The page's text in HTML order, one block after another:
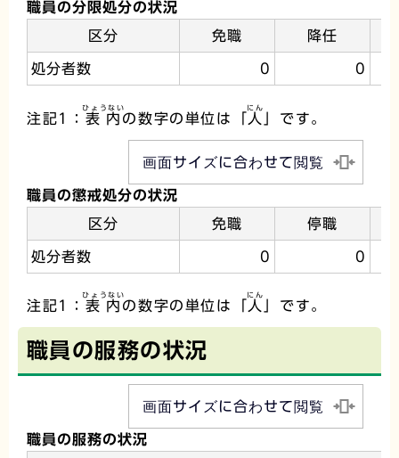
職員の分限処分の状況
区分
免職 降任
処分者数 0 0
注記1： 表内
ひょうない
の数字の単位は「 人
にん
」です。
画面サイズに合わせて閲覧
職員の懲戒処分の状況
区分
免職 停職
処分者数 0 0
注記1： 表内
ひょうない
の数字の単位は「 人
にん
」です。
職員の服務の状況
画面サイズに合わせて閲覧
職員の服務の状況